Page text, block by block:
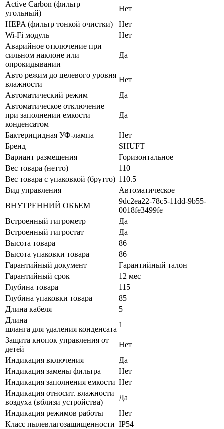
Active Carbon (фильтр
угольный)
Нет
HEPA (фильтр тонкой очистки)
Нет
Wi-Fi модуль
Нет
Аварийное отключение при
сильном наклоне или
опрокидывании
Да
Авто режим до целевого уровня
влажности
Нет
Автоматический режим
Да
Автоматическое отключение
при заполнении емкости
конденсатом
Да
Бактерицидная УФ-лампа
Нет
Бренд
SHUFT
Вариант размещения
Горизонтальное
Вес товара (нетто)
110
Вес товара с упаковкой (брутто) 110.5
Вид управления
Автоматическое
ВНУТРЕННИЙ ОБЪЕМ
9dc2ea22-78c5-11dd-9b55-
0018fe3499fe
Встроенный гигрометр
Да
Встроенный гигростат
Да
Высота товара
86
Высота упаковки товара
86
Гарантийный документ
Гарантийный талон
Гарантийный срок
12 мес
Глубина товара
115
Глубина упаковки товара
85
Длина кабеля
5
Длина
шланга для удаления конденсата
1
Защита кнопок управления от
детей
Нет
Индикация включения
Да
Индикация замены фильтра
Нет
Индикация заполнения емкости Нет
Индикация относит. влажности
воздуха (вблизи устройства)
Да
Индикация режимов работы
Нет
Класс пылевлагозащищенности IP54